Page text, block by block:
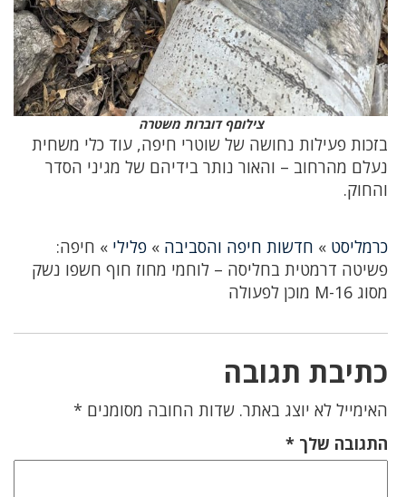
צילוםף דוברות משטרה
בזכות פעילות נחושה של שוטרי חיפה, עוד כלי משחית
נעלם מהרחוב – והאור נותר בידיהם של מגיני הסדר
והחוק.
כרמליסט » חדשות חיפה והסביבה » פלילי » חיפה:
פשיטה דרמטית בחליסה – לוחמי מחוז חוף חשפו נשק
מסוג M-16 מוכן לפעולה
כתיבת תגובה
האימייל לא יוצג באתר. שדות החובה מסומנים *
התגובה שלך *